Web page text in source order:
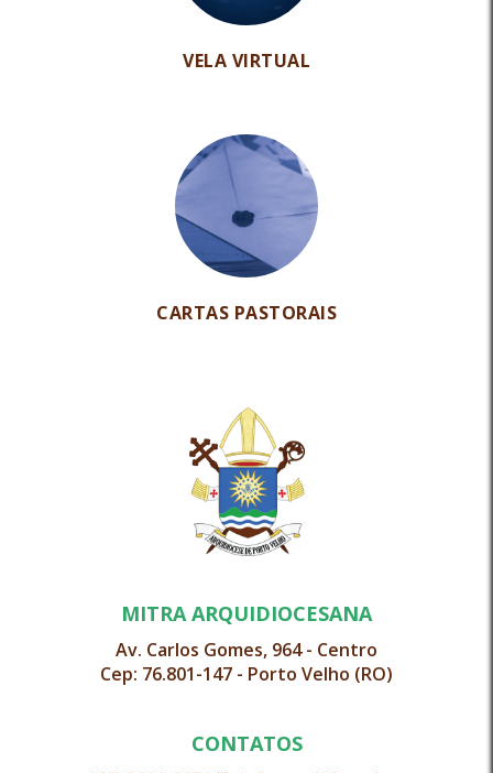
VELA VIRTUAL
CARTAS PASTORAIS
MITRA ARQUIDIOCESANA
Av. Carlos Gomes, 964 - Centro
Cep: 76.801-147 - Porto Velho (RO)
CONTATOS